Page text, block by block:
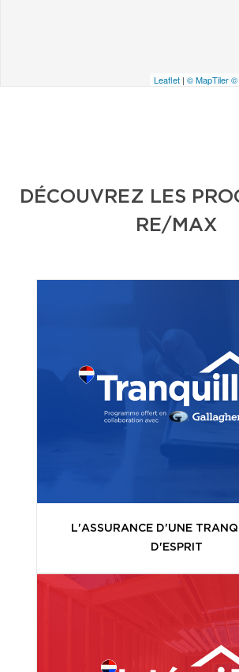
Leaflet | © MapTiler©
DÉCOUVREZ LES
RE/MAX
L'ASSURANCE D'UNE
D'ESPRIT